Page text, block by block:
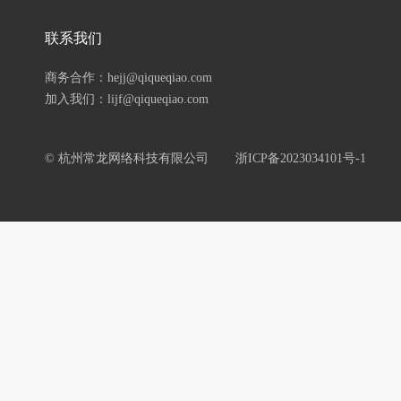
联系我们
商务合作：hejj@qiqueqiao.com
加入我们：lijf@qiqueqiao.com
© 杭州常龙网络科技有限公司 浙ICP备2023034101号-1